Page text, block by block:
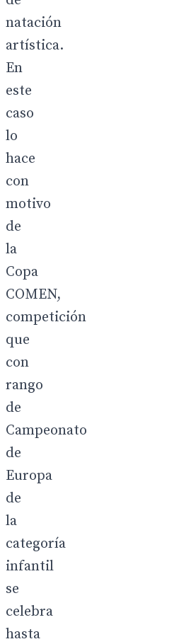
natación
artística.
En
este
caso
lo
hace
con
motivo
de
la
Copa
COMEN,
competición
que
con
rango
de
Campeonato
de
Europa
de
la
categoría
infantil
se
celebra
hasta